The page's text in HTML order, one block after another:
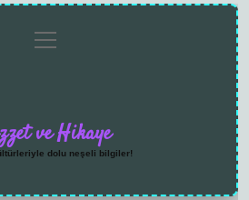
menüyü
aç
ve Hikaye
dolu neşeli bilgiler!